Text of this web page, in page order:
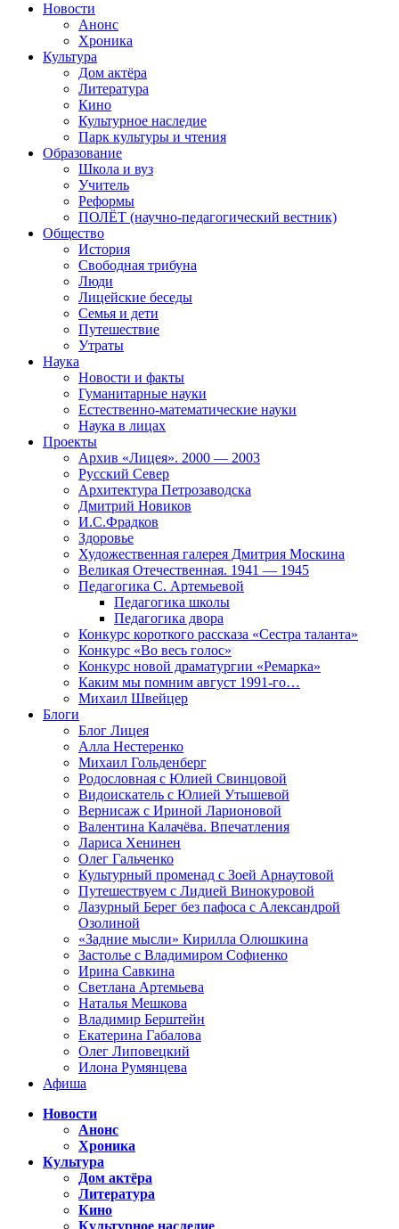
Новости
Анонс
Хроника
Культура
Дом актёра
Литература
Кино
Культурное наследие
Парк культуры и чтения
Образование
Школа и вуз
Учитель
Реформы
ПОЛЁТ (научно-педагогический вестник)
Общество
История
Свободная трибуна
Люди
Лицейские беседы
Семья и дети
Путешествие
Утраты
Наука
Новости и факты
Гуманитарные науки
Естественно-математические науки
Наука в лицах
Проекты
Архив «Лицея». 2000 — 2003
Русский Север
Архитектура Петрозаводска
Дмитрий Новиков
И.С.Фрадков
Здоровье
Художественная галерея Дмитрия Москина
Великая Отечественная. 1941 — 1945
Педагогика С. Артемьевой
Педагогика школы
Педагогика двора
Конкурс короткого рассказа «Сестра таланта»
Конкурс «Во весь голос»
Конкурс новой драматургии «Ремарка»
Каким мы помним август 1991-го…
Михаил Швейцер
Блоги
Блог Лицея
Алла Нестеренко
Михаил Гольденберг
Родословная с Юлией Свинцовой
Видоискатель с Юлией Утышевой
Вернисаж с Ириной Ларионовой
Валентина Калачёва. Впечатления
Лариса Хенинен
Олег Гальченко
Культурный променад с Зоей Арнаутовой
Путешествуем с Лидией Винокуровой
Лазурный Берег без пафоса с Александрой
Озолиной
«Задние мысли» Кирилла Олюшкина
Застолье с Владимиром Софиенко
Ирина Савкина
Светлана Артемьева
Наталья Мешкова
Владимир Берштейн
Екатерина Габалова
Олег Липовецкий
Илона Румянцева
Афиша
Новости
Анонс
Хроника
Культура
Дом актёра
Литература
Кино